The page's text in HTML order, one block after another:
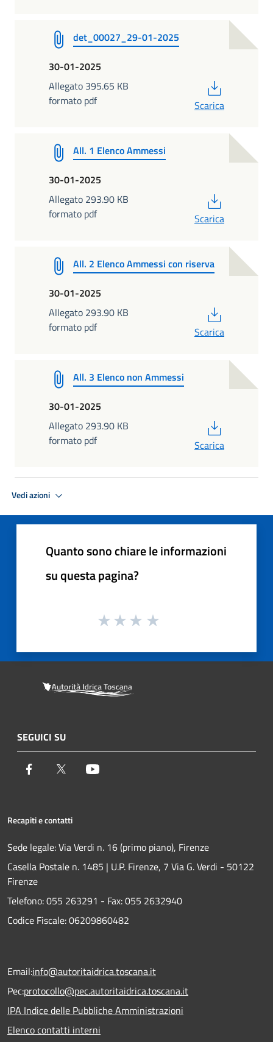
det_00027_29-01-2025
30-01-2025
Allegato 395.65 KB
formato pdf
Scarica
All. 1 Elenco Ammessi
30-01-2025
Allegato 293.90 KB
formato pdf
Scarica
All. 2 Elenco Ammessi con riserva
30-01-2025
Allegato 293.90 KB
formato pdf
Scarica
All. 3 Elenco non Ammessi
30-01-2025
Allegato 293.90 KB
formato pdf
Scarica
Vedi azioni
Quanto sono chiare le informazioni
su questa pagina?
SEGUICI SU
Facebook Twitter
Recapiti e contatti
Sede legale: Via Verdi n. 16 (primo piano), Firenze
Casella Postale n. 1485 | U.P. Firenze, 7 Via G. Verdi - 50122
Firenze
Telefono:055 263291 - Fax:055 2632940
Codice Fiscale: 06209860482
Email:info@autoritaidrica.toscana.it
Pec:protocollo@pec.autoritaidrica.toscana.it
IPA Indice delle Pubbliche Amministrazioni
Elenco contatti interni